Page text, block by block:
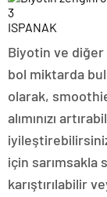
ISPANAK
Biyotin ve
bol miktarda
olarak,
alımınızı
için
karıştırılabilir